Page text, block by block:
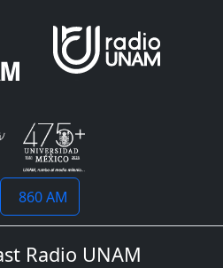
860 AM
Radio UNAM